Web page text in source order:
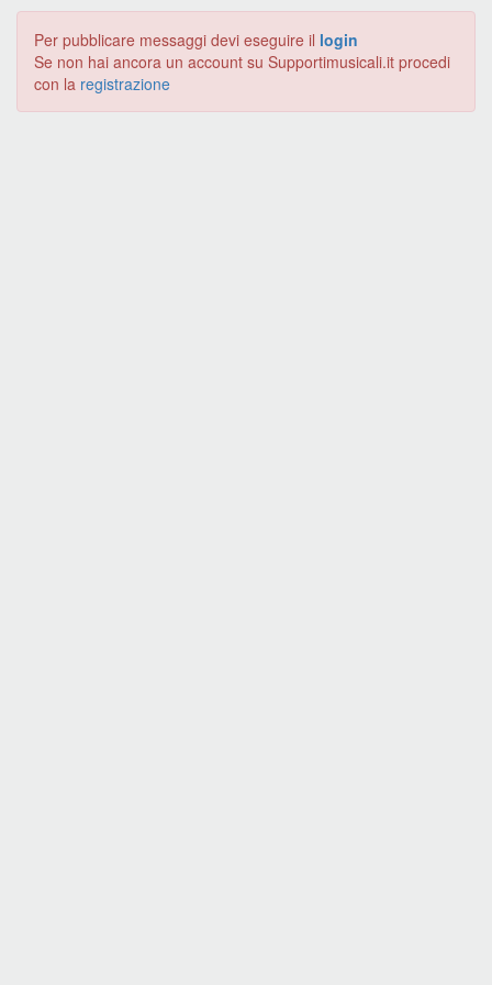
Per pubblicare messaggi devi eseguire il login
Se non hai ancora un account su Supportimusicali.it procedi
con la registrazione